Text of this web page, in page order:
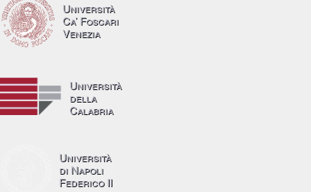
Università
Ca’ Foscari
Venezia
Università
della
Calabria
Università
di Napoli
Federico II